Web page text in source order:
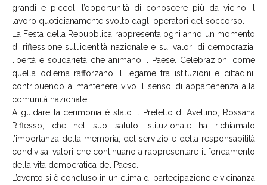
grandi e piccoli l’opportunità di conoscere più da vicino il
lavoro quotidianamente svolto dagli operatori del soccorso.
La Festa della Repubblica rappresenta ogni anno un momento
di riflessione sull’identità nazionale e sui valori di democrazia,
libertà e solidarietà che animano il Paese. Celebrazioni come
quella odierna rafforzano il legame tra istituzioni e cittadini,
contribuendo a mantenere vivo il senso di appartenenza alla
comunità nazionale.
A guidare la cerimonia è stato il Prefetto di Avellino, Rossana
Riflesso, che nel suo saluto istituzionale ha richiamato
l’importanza della memoria, del servizio e della responsabilità
condivisa, valori che continuano a rappresentare il fondamento
della vita democratica del Paese.
L’evento si è concluso in un clima di partecipazione e vicinanza